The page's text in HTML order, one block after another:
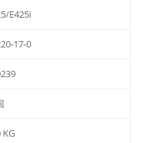
E425i
17-0
KG